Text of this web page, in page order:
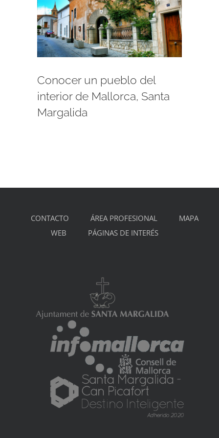
Conocer un pueblo del
interior de Mallorca, Santa
Margalida
CONTACTO ÁREA PROFESIONAL
MAPA
WEB
PÁGINAS DE INTERÉS